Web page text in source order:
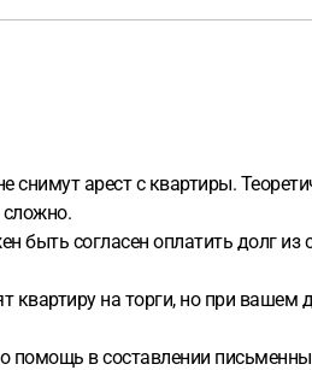
арест с квартиры.
сложно.
согласен оплатить долг
квартиру на торги, но при
помощь в составлении